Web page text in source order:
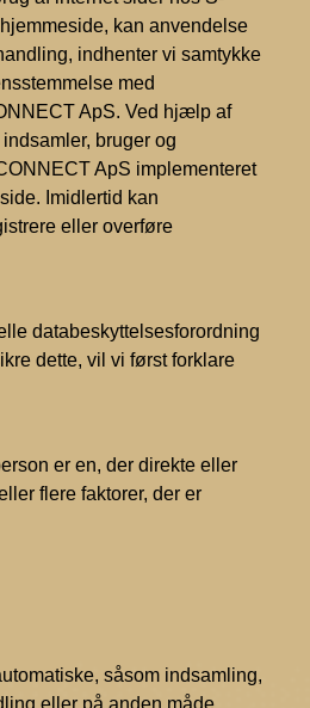
kan anvendelse
indhenter vi samtykke
med
ApS. Ved hjælp af
bruger og
ApS implementeret
Imidlertid kan
eller overføre
databeskyttelsesforordning
dette, vil vi først forklare
er en, der direkte eller
flere faktorer, der er
såsom indsamling,
eller på anden måde